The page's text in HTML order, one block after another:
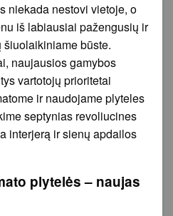
niekada nestovi vietoje, o
iš labiausiai pažengusių ir
būste.
naujausios gamybos
vartotojų prioritetai
ir naudojame plyteles
septynias revoliucines
interjerą ir sienų apdailos
plytelės – naujas